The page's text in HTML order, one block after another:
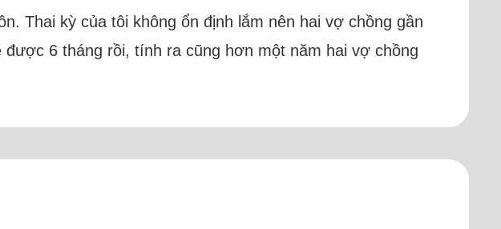
Thai kỳ của tôi không ổn định lắm nên hai vợ chồng gần
6 tháng rồi, tính ra cũng hơn một năm hai vợ chồng